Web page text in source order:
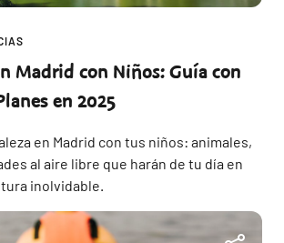
Madrid con Niños: Guía con
en 2025
en Madrid con tus niños: animales,
al aire libre que harán de tu día en
inolvidable.